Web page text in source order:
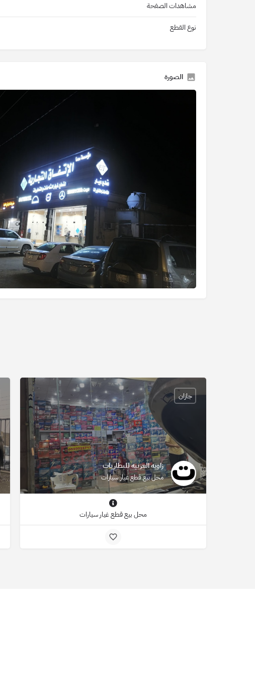
مشاهدات الصفحة
نوع القطع
الصورة
زاويه العربيه للبطاريات
محل بيع قطع غيار سيارات
جازان
محل بيع قطع غيار سيارات